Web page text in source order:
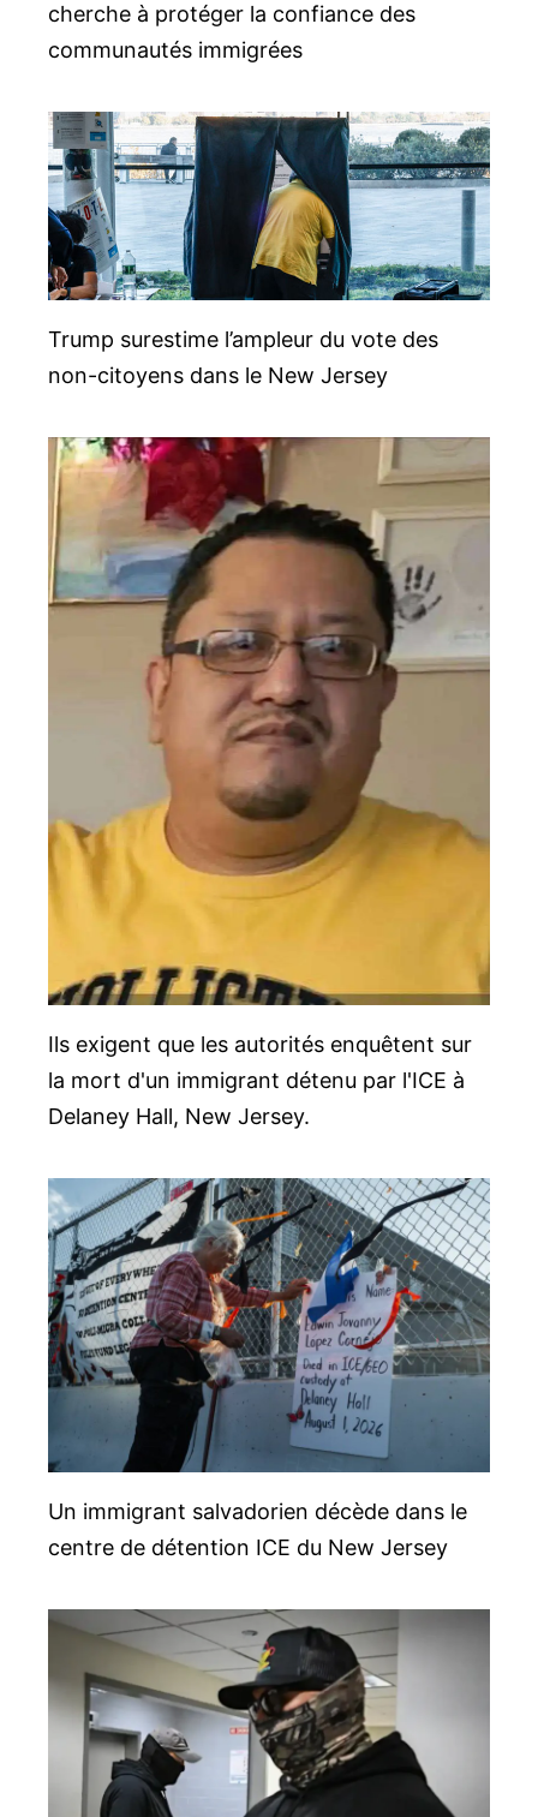
cherche à protéger la confiance des
communautés immigrées
Trump surestime l’ampleur du vote des
non-citoyens dans le New Jersey
Ils exigent que les autorités enquêtent sur
la mort d'un immigrant détenu par l'ICE à
Delaney Hall, New Jersey.
Un immigrant salvadorien décède dans le
centre de détention ICE du New Jersey